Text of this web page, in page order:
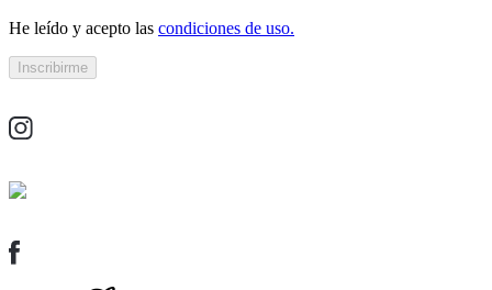
He leído y acepto las condiciones de uso.